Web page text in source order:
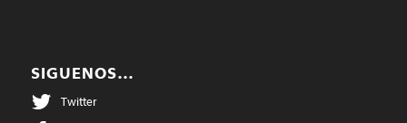
SIGUENOS…
Twitter